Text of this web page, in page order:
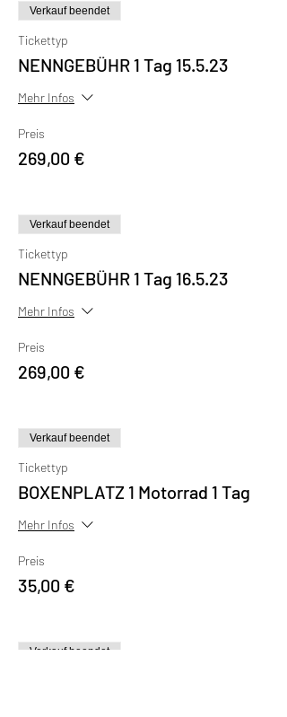
Verkauf beendet
Tickettyp
NENNGEBÜHR 1 Tag 15.5.23
Mehr Infos
Preis
269,00 €
Verkauf beendet
Tickettyp
NENNGEBÜHR 1 Tag 16.5.23
Mehr Infos
Preis
269,00 €
Verkauf beendet
Tickettyp
BOXENPLATZ 1 Motorrad 1 Tag
Mehr Infos
Preis
35,00 €
Verkauf beendet